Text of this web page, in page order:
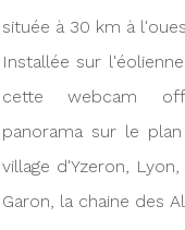
située à 30 km à
Installée sur
cette webcam
panorama sur le
village d'Yzeron,
Garon, la chaine des